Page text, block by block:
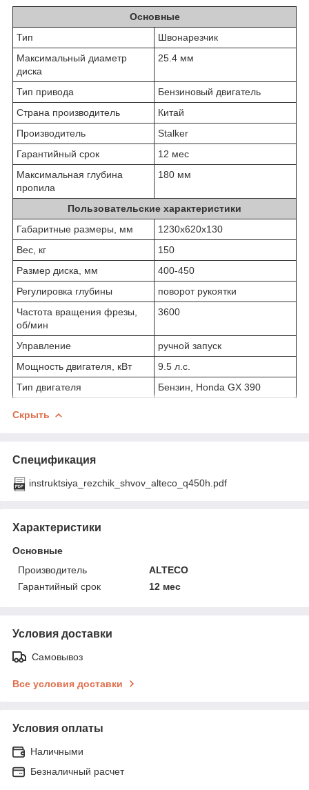
Основные
Тип
Швонарезчик
Максимальный диаметр
диска
25.4 мм
Тип привода
Бензиновый двигатель
Страна производитель
Китай
Производитель
Stalker
Гарантийный срок
12 мес
Максимальная глубина
пропила
180 мм
Пользовательские характеристики
Габаритные размеры, мм
1230x620x130
Вес, кг
150
Размер диска, мм
400-450
Регулировка глубины
поворот рукоятки
Частота вращения фрезы,
об/мин
3600
Управление
ручной запуск
Мощность двигателя, кВт
9.5 л.с.
Тип двигателя
Бензин, Honda GX 390
Скрыть
Спецификация
instruktsiya_rezchik_shvov_alteco_q450h.pdf
Характеристики
Основные
Производитель
ALTECO
Гарантийный срок
12 мес
Условия доставки
Самовывоз
Все условия доставки
Условия оплаты
Наличными
Безналичный расчет